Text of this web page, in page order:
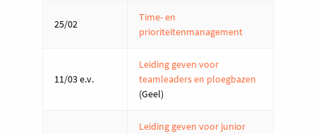
25/02
Time- en
prioriteitenmanagement
11/03 e.v.
Leiding geven voor
teamleaders en ploegbazen
(Geel)
Leiding geven voor junior